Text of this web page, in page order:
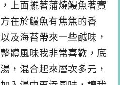
上面擺著蒲燒鰻魚著實
在於鰻魚有焦焦的香
及海苔帶來一些鹹味，
體風味我非常喜歡，底
，混合起來層次多元，